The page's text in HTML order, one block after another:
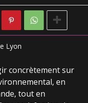
Lyon
concrètement sur
en
tout en